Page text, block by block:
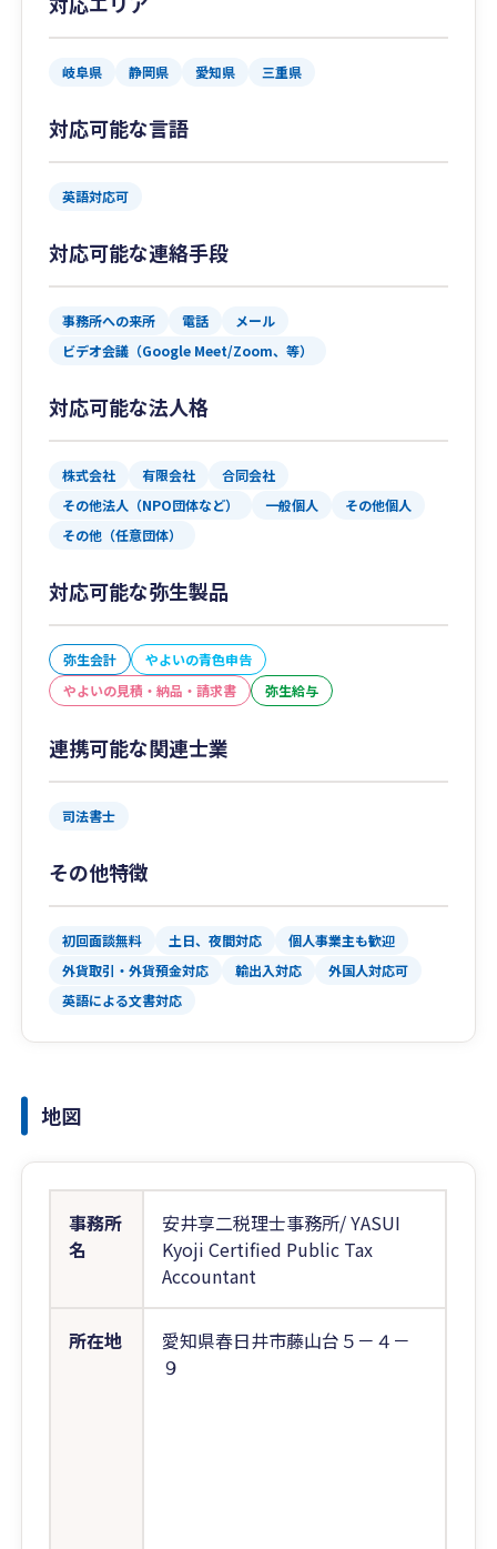
岐阜県 静岡県 愛知県 三重県
対応可能な言語
英語対応可
対応可能な連絡手段
事務所への来所 電話
メール
ビデオ会議（Google Meet/Zoom、等）
対応可能な法人格
株式会社 有限会社
合同会社
その他法人（NPO団体など）
一般個人
その他個人
その他（任意団体）
対応可能な弥生製品
弥生会計
やよいの青色申告
やよいの見積・納品・請求書
弥生給与
連携可能な関連士業
司法書士
その他特徴
初回面談無料 土日、夜間対応
個人事業主も歓迎
外貨取引・外貨預金対応
輸出入対応
外国人対応可
英語による文書対応
地図
事務所
名
安井享二税理士事務所/ YASUI
Kyoji Certified Public Tax
Accountant
所在地
愛知県春日井市藤山台５－４－
９